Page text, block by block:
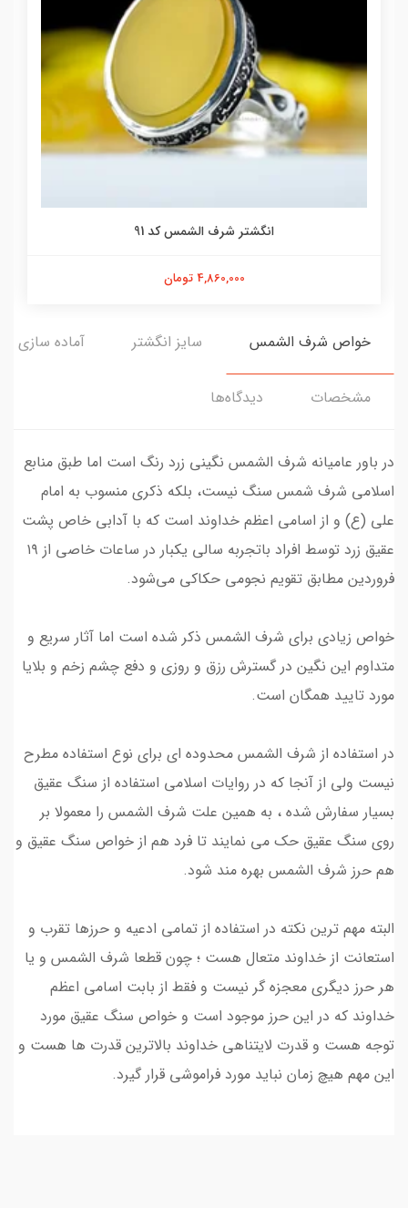
انگشتر شرف الشمس کد 91
4,860,000 تومان
خواص شرف الشمس سایز انگشتر آماده سازی و
مشخصات دیدگاه‌ها
در باور عامیانه شرف الشمس نگینی زرد رنگ است اما طبق منابع
اسلامی شرف شمس سنگ نیست، بلکه ذکری منسوب به امام
علی (ع) و از اسامی اعظم خداوند است که با آدابی خاص پشت
عقیق زرد توسط افراد باتجربه سالی یکبار در ساعات خاصی از ۱۹
فروردین مطابق تقویم‌ نجومی حکاکی می‌شود.
خواص زیادی برای شرف الشمس ذکر شده است اما آثار سریع و
متداوم این نگین در گسترش رزق و روزی و دفع چشم زخم و بلایا
مورد تایید همگان است.
در استفاده از شرف الشمس محدوده ای برای نوع استفاده مطرح
نیست ولی از آنجا که در روایات اسلامی استفاده از سنگ عقیق
بسیار سفارش شده ، به همین علت شرف الشمس را معمولا بر
روی سنگ عقیق حک می نمایند تا فرد هم از خواص سنگ عقیق و
هم حرز شرف الشمس بهره مند شود.
البته مهم ترین نکته در استفاده از تمامی ادعیه و حرزها تقرب و
استعانت از خداوند متعال هست ؛ چون قطعا شرف الشمس و یا
هر حرز دیگری معجزه گر نیست و فقط از بابت اسامی اعظم
خداوند که در این حرز موجود است و خواص سنگ عقیق مورد
توجه هست و قدرت لایتناهی خداوند بالاترین قدرت ها هست و
این مهم هیچ زمان نباید مورد فراموشی قرار گیرد.